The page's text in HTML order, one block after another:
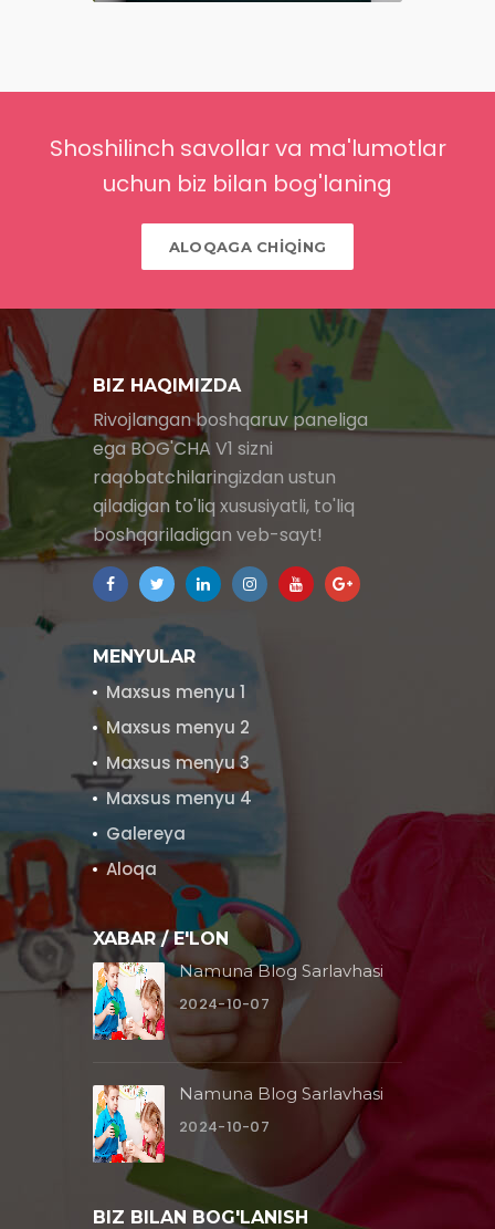
Shoshilinch savollar va ma'lumotlar
uchun biz bilan bog'laning
ALOQAGA CHİQİNG
BIZ HAQIMIZDA
Rivojlangan boshqaruv paneliga
ega BOG'CHA V1 sizni
raqobatchilaringizdan ustun
qiladigan to'liq xususiyatli, to'liq
boshqariladigan veb-sayt!
MENYULAR
Maxsus menyu 1
Maxsus menyu 2
Maxsus menyu 3
Maxsus menyu 4
Galereya
Aloqa
XABAR / E'LON
Namuna Blog Sarlavhasi
2024-10-07
Namuna Blog Sarlavhasi
2024-10-07
BIZ BILAN BOG'LANISH